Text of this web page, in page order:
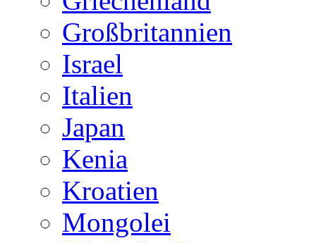
Großbritannien
Israel
Italien
Japan
Kenia
Kroatien
Mongolei